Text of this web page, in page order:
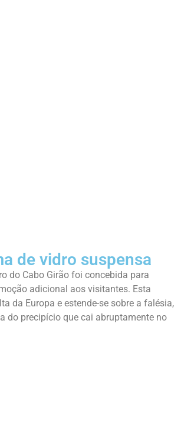
de vidro suspensa
do Cabo Girão foi concebida para
adicional aos visitantes. Esta
da Europa e estende-se sobre a falésia,
do precipício que cai abruptamente no